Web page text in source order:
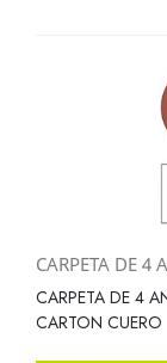
CARPETA DE 4
CARPETA DE 4
CARTON CUERO